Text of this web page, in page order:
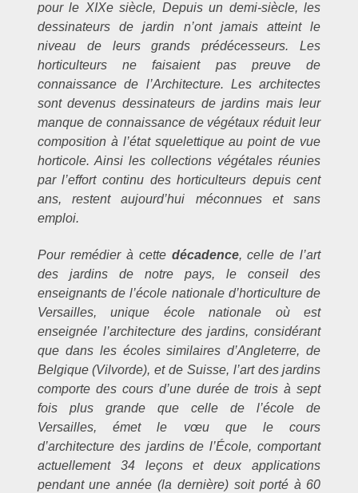
pour le XIXe siècle, Depuis un demi-siècle, les
dessinateurs de jardin n’ont jamais atteint le
niveau de leurs grands prédécesseurs. Les
horticulteurs ne faisaient pas preuve de
connaissance de l’Architecture. Les architectes
sont devenus dessinateurs de jardins mais leur
manque de connaissance de végétaux réduit leur
composition à l’état squelettique au point de vue
horticole. Ainsi les collections végétales réunies
par l’effort continu des horticulteurs depuis cent
ans, restent aujourd’hui méconnues et sans
emploi.
Pour remédier à cette décadence, celle de l’art
des jardins de notre pays, le conseil des
enseignants de l’école nationale d’horticulture de
Versailles, unique école nationale où est
enseignée l’architecture des jardins, considérant
que dans les écoles similaires d’Angleterre, de
Belgique (Vilvorde), et de Suisse, l’art des jardins
comporte des cours d’une durée de trois à sept
fois plus grande que celle de l’école de
Versailles, émet le vœu que le cours
d’architecture des jardins de l’École, comportant
actuellement 34 leçons et deux applications
pendant une année (la dernière) soit porté à 60